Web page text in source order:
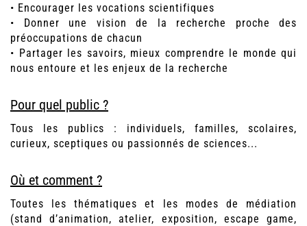
• Encourager les vocations scientifiques
• Donner une vision de la recherche proche des
préoccupations de chacun
• Partager les savoirs, mieux comprendre le monde qui
nous entoure et les enjeux de la recherche
Pour quel public ?
Tous les publics : individuels, familles, scolaires,
curieux, sceptiques ou passionnés de sciences...
Où et comment ?
Toutes les thématiques et les modes de médiation
(stand d’animation, atelier, exposition, escape game,